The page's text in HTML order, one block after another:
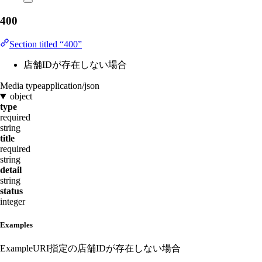
400
Section titled “400”
店舗IDが存在しない場合
Media typeapplication/json
object
type
required
string
title
required
string
detail
string
status
integer
Examples
ExampleURI指定の店舗IDが存在しない場合